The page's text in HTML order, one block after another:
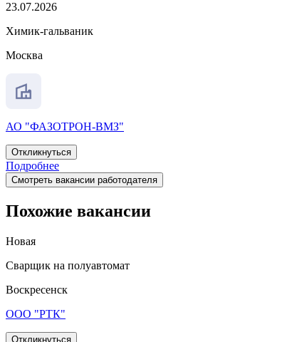
23.07.2026
Химик-гальваник
Москва
АО "ФАЗОТРОН-ВМЗ"
Откликнуться
Подробнее
Смотреть вакансии работодателя
Похожие вакансии
Новая
Сварщик на полуавтомат
Воскресенск
ООО "РТК"
Откликнуться